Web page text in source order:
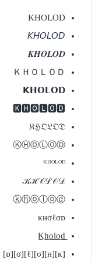
KHOLOD
𝘒𝘏𝘖𝘓𝘖𝘋
𝑲𝑯𝑶𝑳𝑶𝑫
ＫＨＯＬＯＤ
𝗞𝗛𝗢𝗟𝗢𝗗
🅺🅷🅾🅻🅾🅳
𝔎ℌ𝔒𝔏𝔒𝔇
ⓀⒽⓄⓁⓄⒹ
ᴷᴴᴼᴸᴼᴰ
𝒦ℋ𝒪ℒ𝒪𝒟
ⓚⓗⓞⓛⓞⓓ
ĸнσℓσɒ
[ĸ][н][σ][ℓ][σ][ɒ]